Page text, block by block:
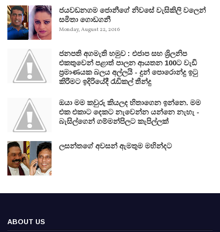
ජයවඩනගම ජොනීගේ නිවසේ වැසිකිලි වලෙන්
සමිතා ගොඩගනී
Monday, August 22, 2016
ජනපති අගමැති හමුව : එජාප සහ ශ්‍රිලනිප
එකතුවෙන් පළාත් පාලන ආයතන 100ට වැඩි
ප්‍රමාණයක බලය අල්ලයි - දුන් පොරොන්දු ඉටු
කිරීමට ඉදිරියේදී රැඩිකල් තීන්දු
ඔයා මම කවුරු කියලද හිතාගෙන ඉන්නෙ. මම
එක එකාට දෙකට නැවෙන්න යන්නෙ නැහැ -
බැසිල්ගෙන් ගම්මන්පිලට කැපිල්ලක්
ලසන්තගේ අවසන් ඇමතුම මහින්දට
ABOUT US